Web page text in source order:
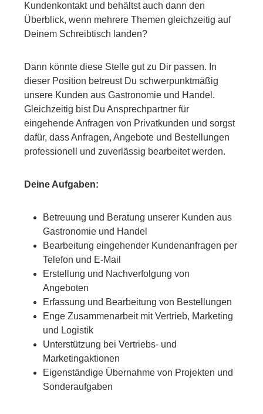
Kundenkontakt und behältst auch dann den
Überblick, wenn mehrere Themen gleichzeitig auf
Deinem Schreibtisch landen?
Dann könnte diese Stelle gut zu Dir passen. In
dieser Position betreust Du schwerpunktmäßig
unsere Kunden aus Gastronomie und Handel.
Gleichzeitig bist Du Ansprechpartner für
eingehende Anfragen von Privatkunden und sorgst
dafür, dass Anfragen, Angebote und Bestellungen
professionell und zuverlässig bearbeitet werden.
Deine Aufgaben:
Betreuung und Beratung unserer Kunden aus
Gastronomie und Handel
Bearbeitung eingehender Kundenanfragen per
Telefon und E-Mail
Erstellung und Nachverfolgung von
Angeboten
Erfassung und Bearbeitung von Bestellungen
Enge Zusammenarbeit mit Vertrieb, Marketing
und Logistik
Unterstützung bei Vertriebs- und
Marketingaktionen
Eigenständige Übernahme von Projekten und
Sonderaufgaben